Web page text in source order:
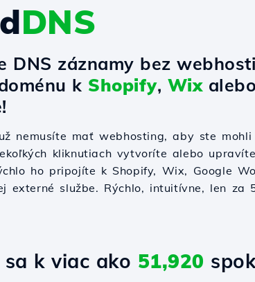
DNS
DNS záznamy bez
k Shopify, Wixalebo
nemusíte mať webhosting, aby ste
kliknutiach vytvoríte alebo
ho pripojíte k Shopify, Wix, Google
externé službe. Rýchlo, intuitívne, len za
k viac ako 51,920